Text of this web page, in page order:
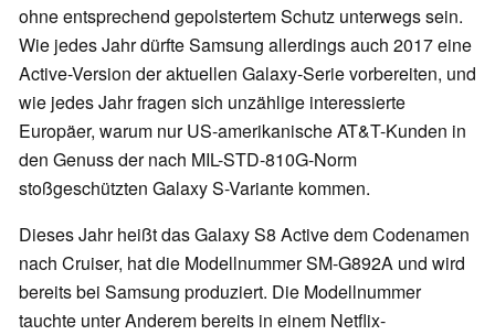
ohne entsprechend gepolstertem Schutz unterwegs sein.
Wie jedes Jahr dürfte Samsung allerdings auch 2017 eine
Active-Version der aktuellen Galaxy-Serie vorbereiten, und
wie jedes Jahr fragen sich unzählige interessierte
Europäer, warum nur US-amerikanische AT&T-Kunden in
den Genuss der nach MIL-STD-810G-Norm
stoßgeschützten Galaxy S-Variante kommen.
Dieses Jahr heißt das Galaxy S8 Active dem Codenamen
nach Cruiser, hat die Modellnummer SM-G892A und wird
bereits bei Samsung produziert. Die Modellnummer
tauchte unter Anderem bereits in einem Netflix-